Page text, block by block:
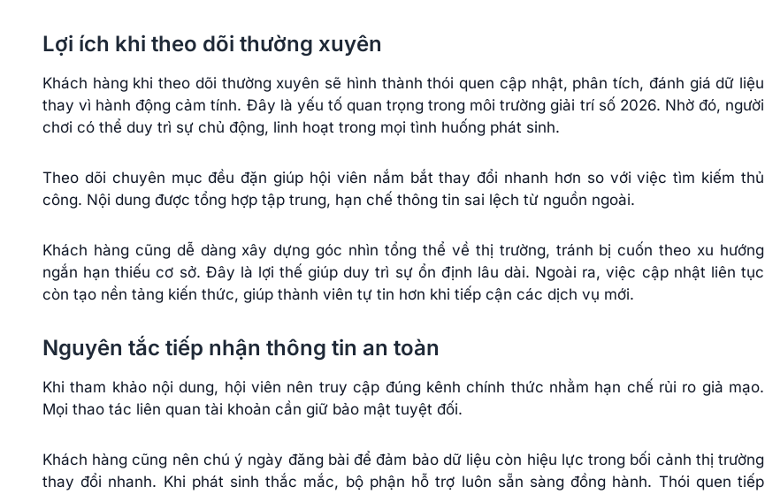
Lợi ích khi theo dõi thường xuyên
Khách hàng khi theo dõi thường xuyên sẽ hình thành thói quen cập nhật, phân tích, đánh giá dữ liệu
thay vì hành động cảm tính. Đây là yếu tố quan trọng trong môi trường giải trí số 2026. Nhờ đó, người
chơi có thể duy trì sự chủ động, linh hoạt trong mọi tình huống phát sinh.
Theo dõi chuyên mục đều đặn giúp hội viên nắm bắt thay đổi nhanh hơn so với việc tìm kiếm thủ
công. Nội dung được tổng hợp tập trung, hạn chế thông tin sai lệch từ nguồn ngoài.
Khách hàng cũng dễ dàng xây dựng góc nhìn tổng thể về thị trường, tránh bị cuốn theo xu hướng
ngắn hạn thiếu cơ sở. Đây là lợi thế giúp duy trì sự ổn định lâu dài. Ngoài ra, việc cập nhật liên tục
còn tạo nền tảng kiến thức, giúp thành viên tự tin hơn khi tiếp cận các dịch vụ mới.
Nguyên tắc tiếp nhận thông tin an toàn
Khi tham khảo nội dung, hội viên nên truy cập đúng kênh chính thức nhằm hạn chế rủi ro giả mạo.
Mọi thao tác liên quan tài khoản cần giữ bảo mật tuyệt đối.
Khách hàng cũng nên chú ý ngày đăng bài để đảm bảo dữ liệu còn hiệu lực trong bối cảnh thị trường
thay đổi nhanh. Khi phát sinh thắc mắc, bộ phận hỗ trợ luôn sẵn sàng đồng hành. Thói quen tiếp